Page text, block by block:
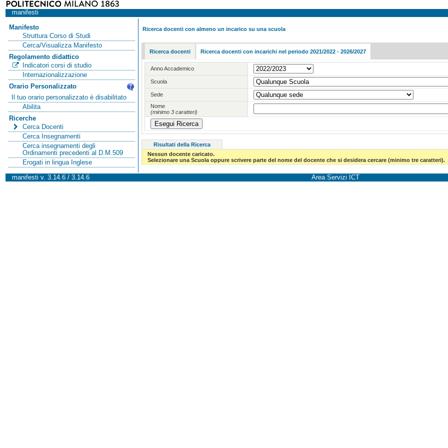
manifesti
Manifesto
Struttura Corso di Studi
Cerca/Visualizza Manifesto
Regolamento didattico
Indicatori corsi di studio
Internazionalizzazione
Orario Personalizzato
Il tuo orario personalizzato è disabilitato
Abilita
Ricerche
Cerca Docenti
Cerca Insegnamenti
Cerca insegnamenti degli
Ordinamenti precedenti al D.M.509
Erogati in lingua Inglese
Ricerca docenti con almeno un incarico su una scuola
Ricerca docenti Ricerca docenti con incarichi nel periodo 2021/2022 - 2026/2027
Anno Accademico
Scuola
Sede
Nome
(minimo 3 caratteri)
Risultati della Ricerca
Nessun docente caricato.
Selezionare una Scuola oppure scrivere parte del nome del docente che si desidera cercare (minimo tre caratteri).
manifesti v. 3.14.6 / 3.14.6 Area Servizi ICT